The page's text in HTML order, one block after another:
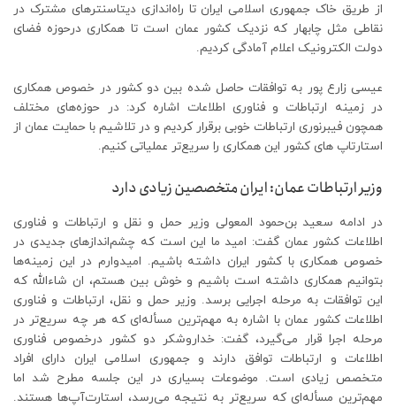
از طریق خاک جمهوری اسلامی ایران تا راه‌اندازی دیتاسنترهای مشترک در
نقاطی مثل چابهار که نزدیک کشور عمان است تا همکاری درحوزه فضای
دولت الکترونیک اعلام آمادگی کردیم.
عیسی زارع پور به توافقات حاصل شده بین دو کشور در خصوص همکاری
در زمینه ارتباطات و فناوری اطلاعات اشاره کرد: در حوزه‌های مختلف
همچون فیبرنوری ارتباطات خوبی برقرار کردیم و در تلاشیم با حمایت عمان از
استارتاپ های کشور این همکاری را سریع‌تر عملیاتی کنیم.
وزیر ارتباطات عمان: ایران متخصصین زیادی دارد
در ادامه سعید بن‌حمود المعولی وزیر حمل و نقل و ارتباطات و فناوری
اطلاعات کشور عمان گفت: امید ما این است که چشم‌اندازهای جدیدی در
خصوص همکاری با کشور ایران داشته باشیم. امیدوارم در این زمینه‌ها
بتوانیم همکاری داشته است باشیم و خوش بین هستم، ان شاءالله که
این توافقات به مرحله اجرایی برسد. وزیر حمل و نقل، ارتباطات و فناوری
اطلاعات کشور عمان با اشاره به مهم‌ترین مسأله‌ای که هر چه سریع‌تر در
مرحله اجرا قرار می‌گیرد، گفت: خداروشکر دو کشور درخصوص فناوری
اطلاعات و ارتباطات توافق دارند و جمهوری اسلامی ایران دارای افراد
متخصص زیادی است. موضوعات بسیاری در این جلسه مطرح شد اما
مهم‌ترین مسأله‌ای که سریع‌تر به نتیجه می‌رسد، استارت‌آپ‌ها هستند.